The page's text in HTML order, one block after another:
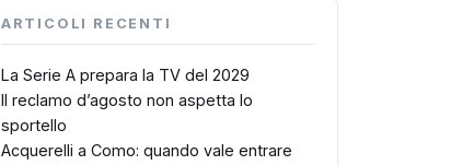
ARTICOLI RECENTI
La Serie A prepara la TV del 2029
Il reclamo d’agosto non aspetta lo
sportello
Acquerelli a Como: quando vale entrare